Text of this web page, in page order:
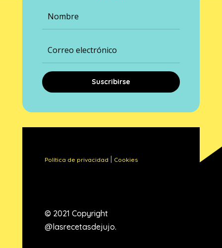
Suscribirse
Política de privacidad Cookies
© 2021 Copyright
@lasrecetasdejujo.